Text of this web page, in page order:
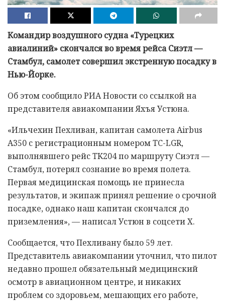
Командир воздушного судна «Турецких
авиалиний» скончался во время рейса Сиэтл —
Стамбул, самолет совершил экстренную посадку в
Нью-Йорке.
Об этом сообщило РИА Новости со ссылкой на
представителя авиакомпании Яхъя Устюна.
«Ильчехин Пехливан, капитан самолета Airbus
A350 с регистрационным номером TC-LGR,
выполнявшего рейс TK204 по маршруту Сиэтл —
Стамбул, потерял сознание во время полета.
Первая медицинская помощь не принесла
результатов, и экипаж принял решение о срочной
посадке, однако наш капитан скончался до
приземления», — написал Устюн в соцсети X.
Сообщается, что Пехливану было 59 лет.
Представитель авиакомпании уточнил, что пилот
недавно прошел обязательный медицинский
осмотр в авиационном центре, и никаких
проблем со здоровьем, мешающих его работе,